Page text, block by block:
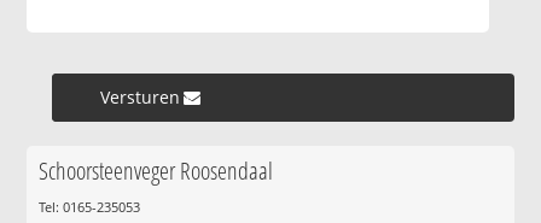
Versturen »
Schoorsteenveger Roosendaal
Tel: 0165-235053